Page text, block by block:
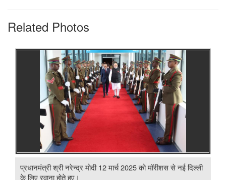
Related Photos
प्रधानमंत्री श्री नरेन्द्र मोदी 12 मार्च 2025 को मॉरीशस से नई दिल्ली
के लिए रवाना होते हुए।